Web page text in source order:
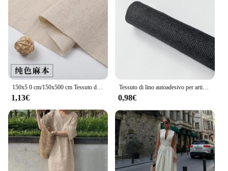
1,13€
Tessuto di lino autoadesivo per artigianato fatto a mano fai da te confezione regalo gioielli cassetto fodera borsa parete ristrutturazione della casa panno decorativo
0,98€